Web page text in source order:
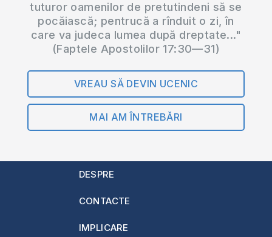
tuturor oamenilor de pretutindeni să se
pocăiască; pentrucă a rînduit o zi, în
care va judeca lumea după dreptate..."
(Faptele Apostolilor 17:30—31)
VREAU SĂ DEVIN UCENIC
MAI AM ÎNTREBĂRI
DESPRE
CONTACTE
IMPLICARE